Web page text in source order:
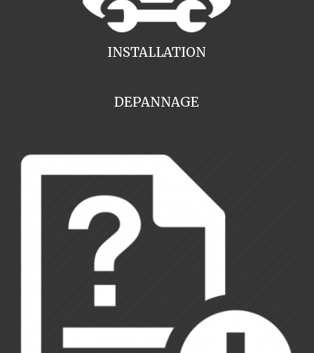
INSTALLATION
DEPANNAGE